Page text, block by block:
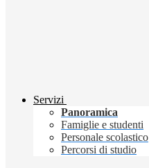
Servizi
Panoramica
Famiglie e studenti
Personale scolastico
Percorsi di studio